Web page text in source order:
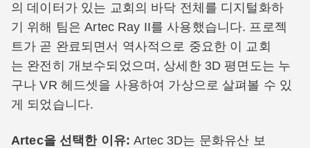
의 데이터가 있는 교회의 바닥 전체를 디지털화하
기 위해 팀은 Artec Ray II를 사용했습니다. 프로젝
트가 곧 완료되면서 역사적으로 중요한 이 교회
는 완전히 개보수되었으며, 상세한 3D 평면도는 누
구나 VR 헤드셋을 사용하여 가상으로 살펴볼 수 있
게 되었습니다.
Artec을 선택한 이유: Artec 3D는 문화유산 보